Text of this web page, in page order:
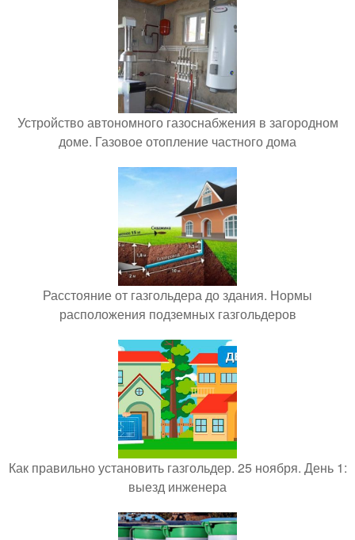
Устройство автономного газоснабжения в загородном
доме. Газовое отопление частного дома
Расстояние от газгольдера до здания. Нормы
расположения подземных газгольдеров
Как правильно установить газгольдер. 25 ноября. День 1:
выезд инженера